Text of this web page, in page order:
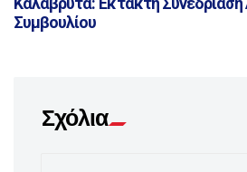
Συμβουλίου
Σχόλια